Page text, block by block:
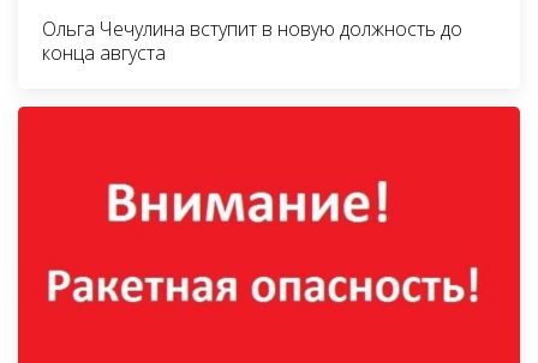
Ольга Чечулина вступит в новую должность до
конца августа